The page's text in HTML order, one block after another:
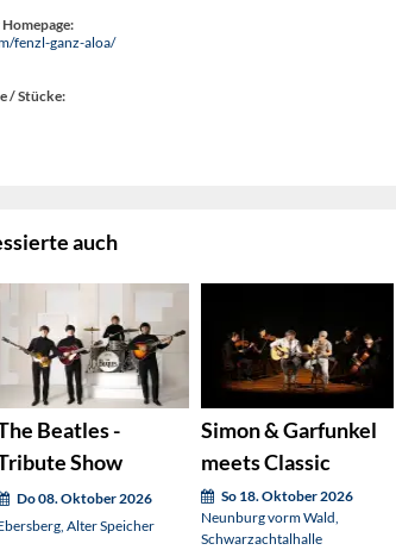
fenzl-ganz-aloa/
/ Stücke:
auch
Beatles -
Show
Do 08. Oktober 2026
Alter Speicher
Simon & Garfunkel
meets Classic
So 18. Oktober 2026
Neunburg vorm Wald,
Schwarzachtalhalle